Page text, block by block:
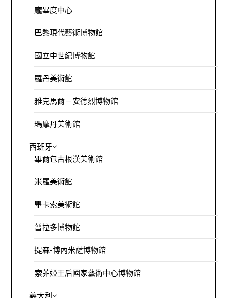
龐畢度中心
巴黎現代藝術博物館
國立中世紀博物館
羅丹美術館
雅克馬爾－安德烈博物館
瑪摩丹美術館
西班牙
畢爾包古根漢美術館
米羅美術館
畢卡索美術館
普拉多博物館
提森-博內米薩博物館
索菲婭王后國家藝術中心博物館
義大利